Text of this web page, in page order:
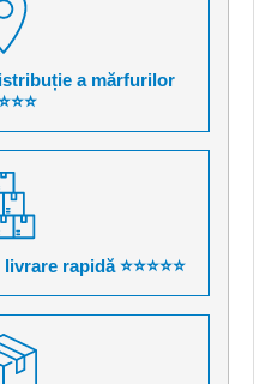
a mărfurilor
rapidă ⭐⭐⭐⭐⭐